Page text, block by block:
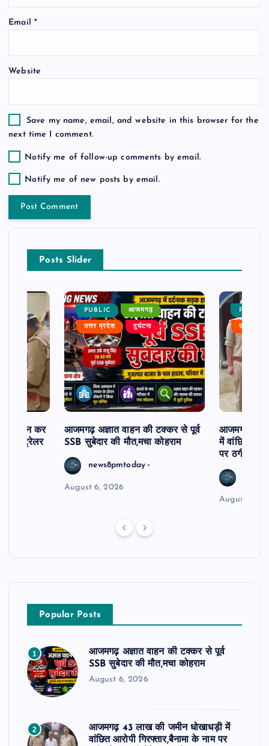
nEmail *
Website
Save my name, email, and website in this browser for the
next time I comment.
Notify me of follow-up comments by email.
Notify me of new posts by email.
Posts Slider
से दर्शन कर
खड़े ट्रेलर
PUBLIC आजमगढ़
उत्तर प्रदेश दुर्घटना
आजमगढ़ अज्ञात वाहन की टक्कर से पूर्व
SSB सुबेदार की मौत,मचा कोहराम
news8pmtoday
August 6, 2026
PUBLIC
उत्तर
आजमगढ़ 43
में वांछित
पर ठगी और
August 6,
Popular Posts
1
आजमगढ़ अज्ञात वाहन की टक्कर से पूर्व
SSB सुबेदार की मौत,मचा कोहराम
August 6, 2026
2
आजमगढ़ 43 लाख की जमीन धोखाधड़ी में
वांछित आरोपी गिरफ्तार,बैनामा के नाम पर